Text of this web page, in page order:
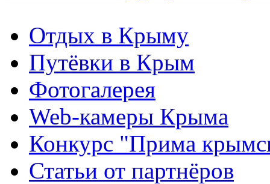
Отдых в Крыму
Путёвки в Крым
Фотогалерея
Web-камеры Крыма
Конкурс "Прима
Статьи от партнёров